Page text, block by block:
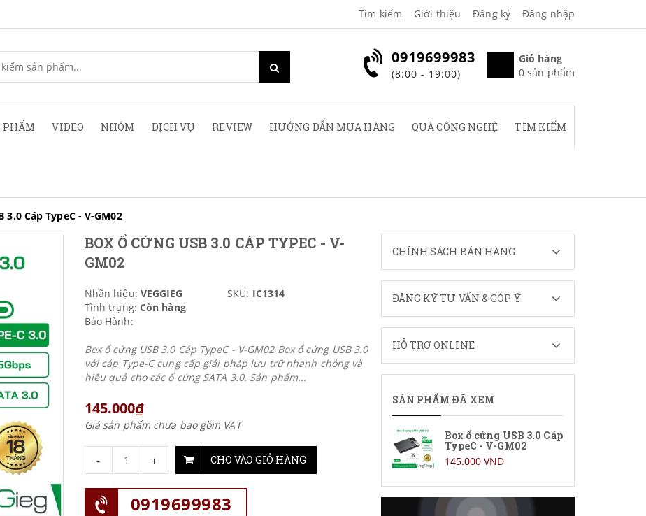
Tìm kiếm Giới thiệu Đăng ký Đăng nhập
Giỏ hàng
0 sản phẩm
0919699983
(8:00 - 19:00)
PHẨM VIDEO NHÓM DỊCH VỤ REVIEW HƯỚNG DẪN MUA HÀNG QUÀ CÔNG NGHỆ TÌM KIẾM
3.0 Cáp TypeC - V-GM02
BOX Ổ CỨNG USB 3.0 CÁP TYPEC - V-
GM02
Nhãn hiệu: VEGGIEG SKU: IC1314
Tình trạng: Còn hàng
Bảo Hành:
Box ổ cứng USB 3.0 Cáp TypeC - V-GM02 Box ổ cứng USB 3.0
với cáp Type-C cung cấp giải pháp lưu trữ nhanh chóng và
hiệu quả cho các ổ cứng SATA 3.0. Sản phẩm...
145.000₫
Giá sản phẩm chưa bao gồm VAT
- + CHO VÀO GIỎ HÀNG
0919699983
CHÍNH SÁCH BÁN HÀNG
ĐĂNG KÝ TƯ VẤN & GÓP Ý
HỖ TRỢ ONLINE
SẢN PHẨM ĐÃ XEM
Box ổ cứng USB 3.0 Cáp
TypeC - V-GM02
145.000 VND